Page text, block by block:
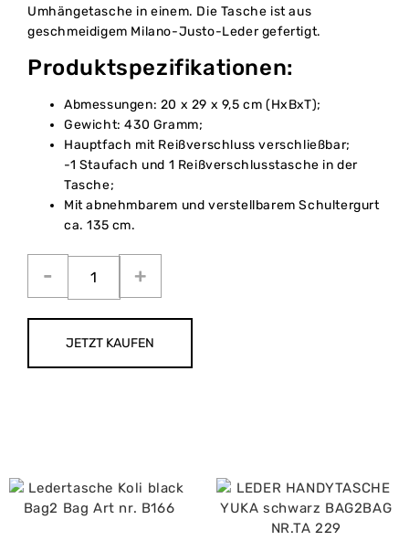
Umhängetasche in einem. Die Tasche ist aus
geschmeidigem Milano-Justo-Leder gefertigt.
Produktspezifikationen:
Abmessungen: 20 x 29 x 9,5 cm (HxBxT);
Gewicht: 430 Gramm;
Hauptfach mit Reißverschluss verschließbar;
-1 Staufach und 1 Reißverschlusstasche in der
Tasche;
Mit abnehmbarem und verstellbarem Schultergurt
ca. 135 cm.
JETZT KAUFEN